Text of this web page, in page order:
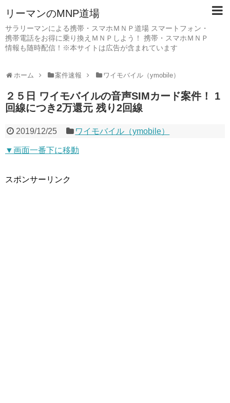
リーマンのMNP道場
サラリーマンによる携帯・スマホＭＮＰ道場 スマートフォン・
携帯電話をお得に乗り換えＭＮＰしよう！ 携帯・スマホＭＮＰ
情報も随時配信！※本サイトは広告が含まれています
ホーム 案件速報 ワイモバイル（ymobile）
２５日 ワイモバイルの音声SIMカード案件！ 1
回線につき2万還元 残り2回線
2019/12/25 ワイモバイル（ymobile）
▼画面一番下に移動
スポンサーリンク